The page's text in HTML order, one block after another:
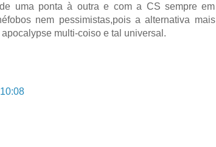
uma ponta à outra e com a CS sempre em
nem pessimistas,pois a alternativa mais
multi-coiso e tal universal.